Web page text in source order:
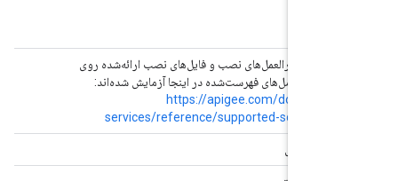
این دستورالعمل‌های نصب و فایل‌های نصب ارائه‌شده روی
سیستم‌عامل‌های فهرست‌شده در اینجا آزمایش شده‌اند:
https://apigee.com/docs/api-
services/reference/supported-software